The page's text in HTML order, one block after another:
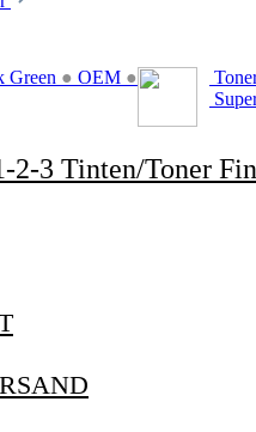
Green ● OEM ●
2-3 Tinten/Toner